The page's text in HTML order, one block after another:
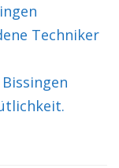
Techniker